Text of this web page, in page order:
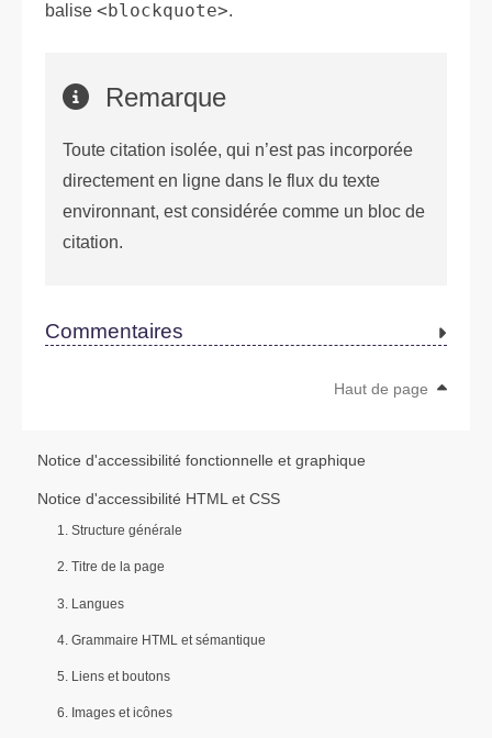
balise <blockquote>.
Remarque
Toute citation isolée, qui n’est pas incorporée
directement en ligne dans le flux du texte
environnant, est considérée comme un bloc de
citation.
Commentaires
Haut de page
Notice d'accessibilité fonctionnelle et graphique
Notice d'accessibilité HTML et CSS
1. Structure générale
2. Titre de la page
3. Langues
4. Grammaire HTML et sémantique
5. Liens et boutons
6. Images et icônes